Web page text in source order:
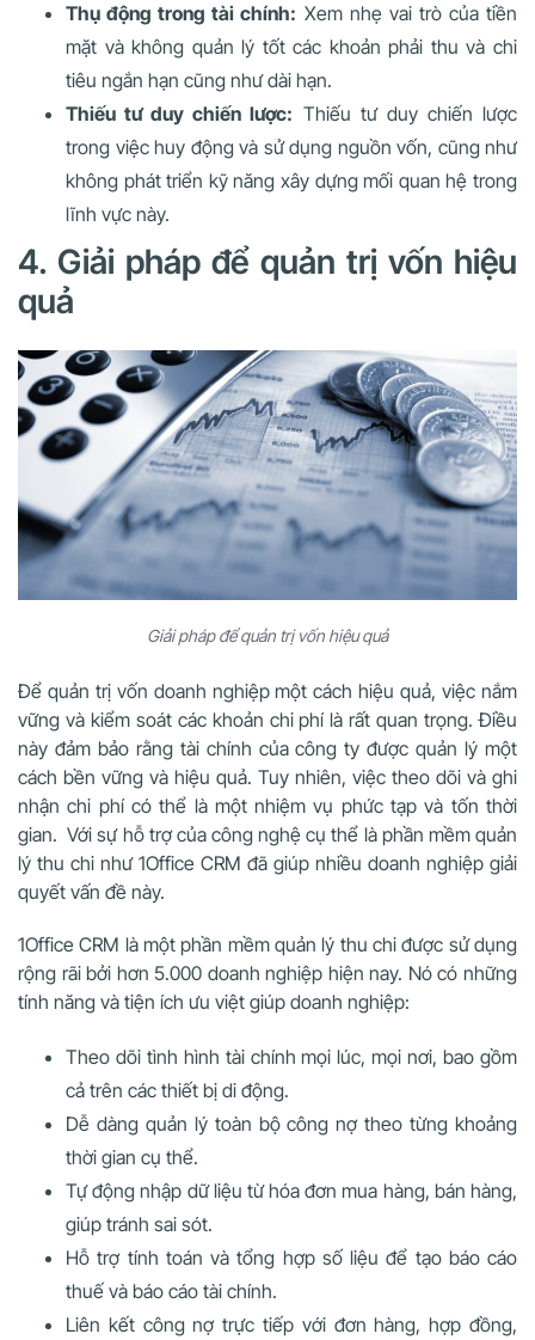
Thụ động trong tài chính: Xem nhẹ vai trò của tiền
mặt và không quản lý tốt các khoản phải thu và chi
tiêu ngắn hạn cũng như dài hạn.
Thiếu tư duy chiến lược: Thiếu tư duy chiến lược
trong việc huy động và sử dụng nguồn vốn, cũng như
không phát triển kỹ năng xây dựng mối quan hệ trong
lĩnh vực này.
4. Giải pháp để quản trị vốn hiệu
quả
Giải pháp để quản trị vốn hiệu quả
Để quản trị vốn doanh nghiệp một cách hiệu quả, việc nắm
vững và kiểm soát các khoản chi phí là rất quan trọng. Điều
này đảm bảo rằng tài chính của công ty được quản lý một
cách bền vững và hiệu quả. Tuy nhiên, việc theo dõi và ghi
nhận chi phí có thể là một nhiệm vụ phức tạp và tốn thời
gian. Với sự hỗ trợ của công nghệ cụ thể là phần mềm quản
lý thu chi như 1Office CRM đã giúp nhiều doanh nghiệp giải
quyết vấn đề này.
1Office CRM là một phần mềm quản lý thu chi được sử dụng
rộng rãi bởi hơn 5.000 doanh nghiệp hiện nay. Nó có những
tính năng và tiện ích ưu việt giúp doanh nghiệp:
Theo dõi tình hình tài chính mọi lúc, mọi nơi, bao gồm
cả trên các thiết bị di động.
Dễ dàng quản lý toàn bộ công nợ theo từng khoảng
thời gian cụ thể.
Tự động nhập dữ liệu từ hóa đơn mua hàng, bán hàng,
giúp tránh sai sót.
Hỗ trợ tính toán và tổng hợp số liệu để tạo báo cáo
thuế và báo cáo tài chính.
Liên kết công nợ trực tiếp với đơn hàng, hợp đồng,